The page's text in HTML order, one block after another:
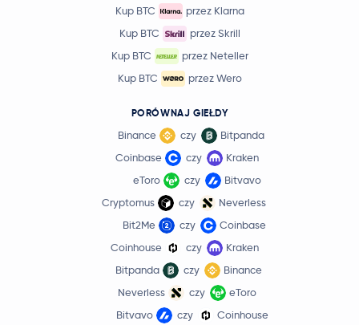
Kup BTC
przez Klarna
Kup BTC
przez Skrill
Kup BTC
przez Neteller
Kup BTC
przez Wero
PORÓWNAJ GIEŁDY
Binance czy
Bitpanda
Coinbase
czy
Kraken
eToro
czy
Bitvavo
Cryptomus
czy
Neverless
Bit2Me
czy
Coinbase
Coinhouse
czy
Kraken
Bitpanda
czy
Binance
Neverless
czy
eToro
Bitvavo
czy
Coinhouse